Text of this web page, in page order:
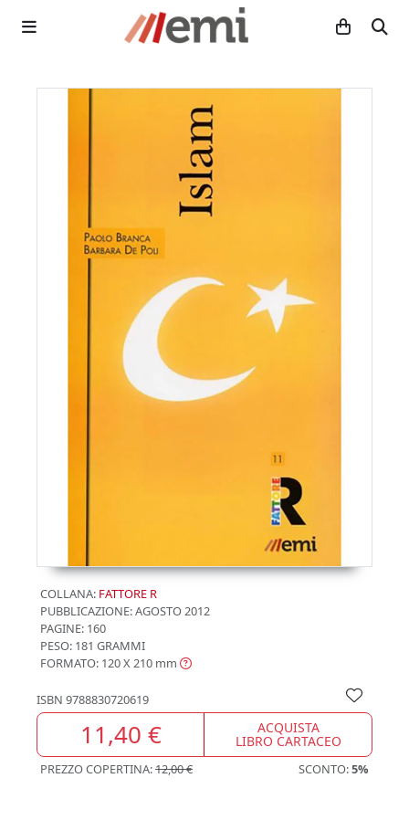
COLLANA: FATTORE R
PUBBLICAZIONE:AGOSTO 2012
PAGINE: 160
PESO: 181 GRAMMI
FORMATO: 120 X 210 mm
ISBN 9788830720619
11,40 € ACQUISTA
LIBRO CARTACEO
PREZZO COPERTINA:12,00 € SCONTO:5%